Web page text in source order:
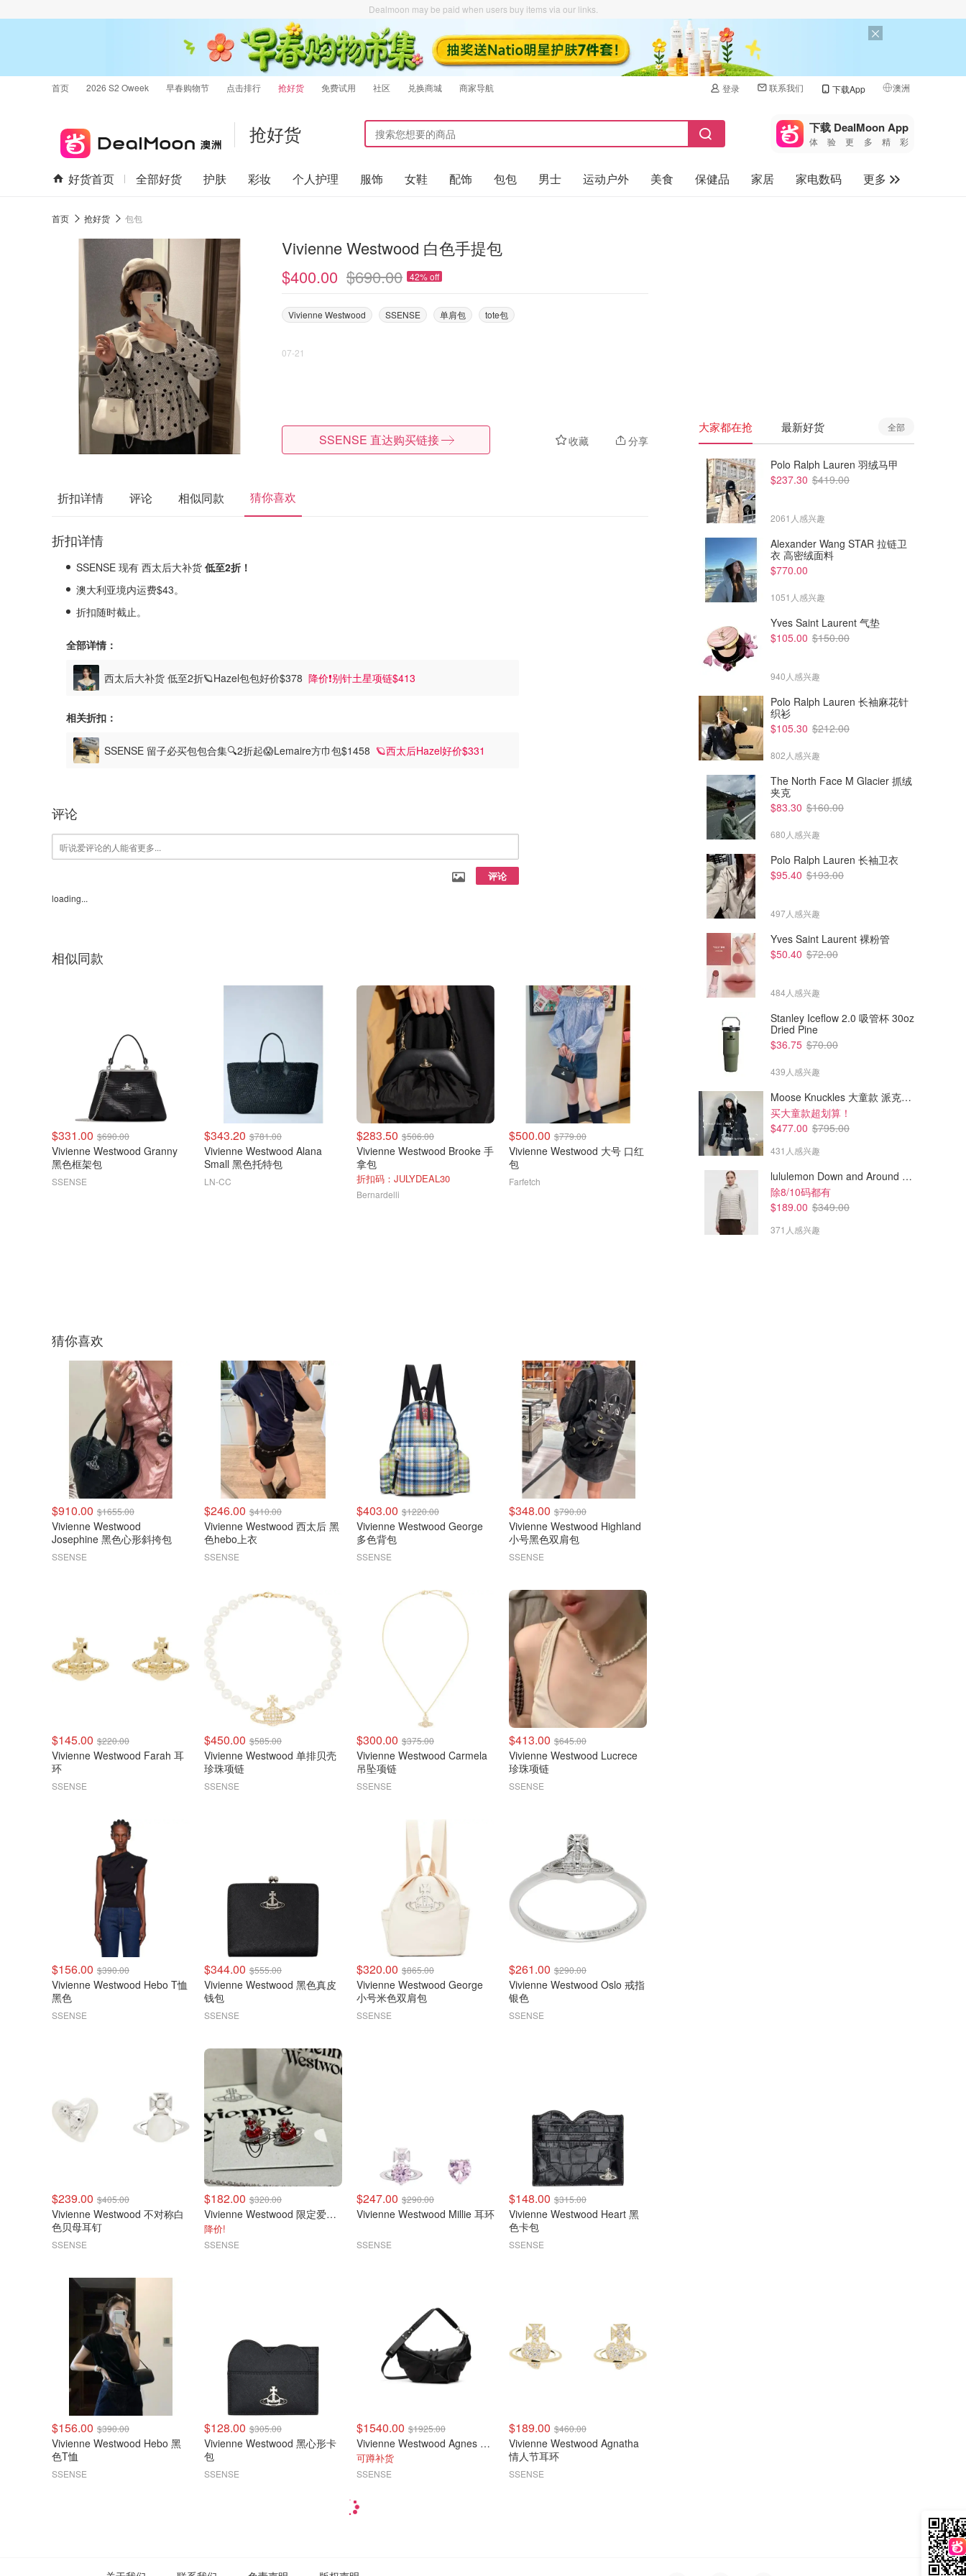
Dealmoon may be paid when users buy items via our links.
首页 2026 S2 Oweek 早春购物节 点击排行 抢好货 免费试用 社区 兑换商城 商家导航 登录 联系我们 下载App 澳洲
🇺🇸
🇨🇳 中国
🇨🇦加拿大
抢好货 下载 DealMoon App
体验更多精彩
好货首页 全部好货 护肤 彩妆 个人护理 服饰 女鞋 配饰 包包 男士 运动户外 美食 保健品 家居 家电数码
更多
首页 抢好货 包包
Vivienne Westwood 白色手提包
$400.00 $690.00 42% off
Vivienne Westwood SSENSE 单肩包 tote包
07-21
收藏 分享
SSENSE 直达购买链接
折扣详情 评论 相似同款 猜你喜欢
折扣详情
SSENSE 现有 西太后大补货 低至2折！
澳大利亚境内运费$43。
折扣随时截止。
全部详情：
西太后大补货 低至2折🪐Hazel包包好价$378 降价❗别针土星项链$413
相关折扣：
SSENSE 留子必买包包合集🔍2折起😱Lemaire方巾包$1458 🪐西太后Hazel好价$331
评论
评论
loading...
相似同款
$331.00 $690.00
Vivienne Westwood Granny
黑色框架包
SSENSE
$343.20 $781.00
Vivienne Westwood Alana
Small 黑色托特包
LN-CC
$283.50 $506.00
Vivienne Westwood Brooke 手
拿包
折扣码：JULYDEAL30
Bernardelli
$500.00 $779.00
Vivienne Westwood 大号 口红
包
Farfetch
Vivienne Westwood Utility 小
Vivienne Westwood
$273.00
SSENSE
猜你喜欢
$910.00 $1655.00
Vivienne Westwood
Josephine 黑色心形斜挎包
SSENSE
$246.00 $410.00
Vivienne Westwood 西太后 黑
色hebo上衣
SSENSE
$403.00 $1220.00
Vivienne Westwood George
多色背包
SSENSE
$348.00 $790.00
Vivienne Westwood Highland
小号黑色双肩包
SSENSE
$145.00 $220.00
Vivienne Westwood Farah 耳
环
SSENSE
$450.00 $585.00
Vivienne Westwood 单排贝壳
珍珠项链
SSENSE
$300.00 $375.00
Vivienne Westwood Carmela
吊坠项链
SSENSE
$413.00 $645.00
Vivienne Westwood Lucrece
珍珠项链
SSENSE
$156.00 $390.00
Vivienne Westwood Hebo T恤
黑色
SSENSE
$344.00 $555.00
Vivienne Westwood 黑色真皮
钱包
SSENSE
$320.00 $865.00
Vivienne Westwood George
小号米色双肩包
SSENSE
$261.00 $290.00
Vivienne Westwood Oslo 戒指
银色
SSENSE
$239.00 $405.00
Vivienne Westwood 不对称白
色贝母耳钉
SSENSE
$182.00 $320.00
Vivienne Westwood 限定爱心 耳钉
降价!
SSENSE
$247.00 $290.00
Vivienne Westwood Millie 耳环
SSENSE
$148.00 $315.00
Vivienne Westwood Heart 黑
色卡包
SSENSE
$156.00 $390.00
Vivienne Westwood Hebo 黑
色T恤
SSENSE
$128.00 $305.00
Vivienne Westwood 黑心形卡
包
SSENSE
$1540.00 $1925.00
Vivienne Westwood Agnes 中号牛角包
可蹲补货
SSENSE
$189.00 $460.00
Vivienne Westwood Agnatha
情人节耳环
SSENSE
大家都在抢 最新好货 全部
Polo Ralph Lauren 羽绒马甲
$237.30 $419.00
2061人感兴趣
Alexander Wang STAR 拉链卫
衣 高密绒面料
$770.00
1051人感兴趣
Yves Saint Laurent 气垫
$105.00 $150.00
940人感兴趣
Polo Ralph Lauren 长袖麻花针
织衫
$105.30 $212.00
802人感兴趣
The North Face M Glacier 抓绒
夹克
$83.30 $160.00
680人感兴趣
Polo Ralph Lauren 长袖卫衣
$95.40 $193.00
497人感兴趣
Yves Saint Laurent 裸粉管
$50.40 $72.00
484人感兴趣
Stanley Iceflow 2.0 吸管杯 30oz
Dried Pine
$36.75 $70.00
439人感兴趣
Moose Knuckles 大童款 派克羽绒服
买大童款超划算！
$477.00 $795.00
431人感兴趣
lululemon Down and Around 羽绒夹克
除8/10码都有
$189.00 $349.00
371人感兴趣